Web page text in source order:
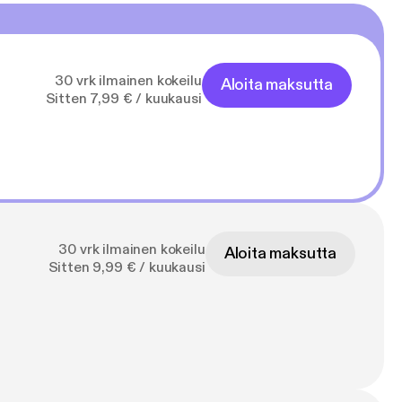
30 vrk ilmainen kokeilu
Sitten 7,99 € / kuukausi
Aloita maksutta
30 vrk ilmainen kokeilu
Sitten 9,99 € / kuukausi
Aloita maksutta